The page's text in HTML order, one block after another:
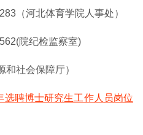
（河北体育学院人事处）
院纪检监察室)
社会保障厅）
选聘博士研究生工作人员岗位